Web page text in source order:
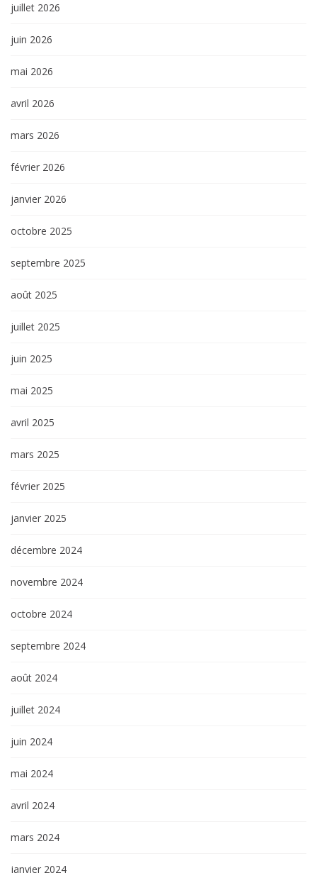
juillet 2026
juin 2026
mai 2026
avril 2026
mars 2026
février 2026
janvier 2026
octobre 2025
septembre 2025
août 2025
juillet 2025
juin 2025
mai 2025
avril 2025
mars 2025
février 2025
janvier 2025
décembre 2024
novembre 2024
octobre 2024
septembre 2024
août 2024
juillet 2024
juin 2024
mai 2024
avril 2024
mars 2024
janvier 2024